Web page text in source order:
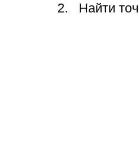
Найти